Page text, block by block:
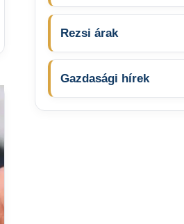
Rezsi árak
Gazdasági hírek